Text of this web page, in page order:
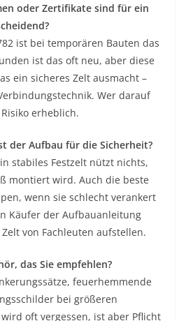
oder Zertifikate sind für ein
ist bei temporären Bauten das
ist das oft neu, aber diese
ein sicheres Zelt ausmacht –
Wer darauf
erheblich.
der Aufbau für die Sicherheit?
stabiles Festzelt nützt nichts,
montiert wird. Auch die beste
wenn sie schlecht verankert
Käufer der Aufbauanleitung
von Fachleuten aufstellen.
das Sie empfehlen?
feuerhemmende
bei größeren
oft vergessen, ist aber Pflicht